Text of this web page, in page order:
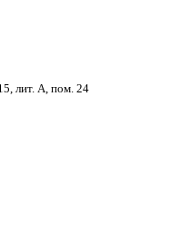
лит. А, пом. 24